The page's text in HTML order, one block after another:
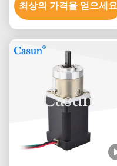
최상의 가격을 얻으세요